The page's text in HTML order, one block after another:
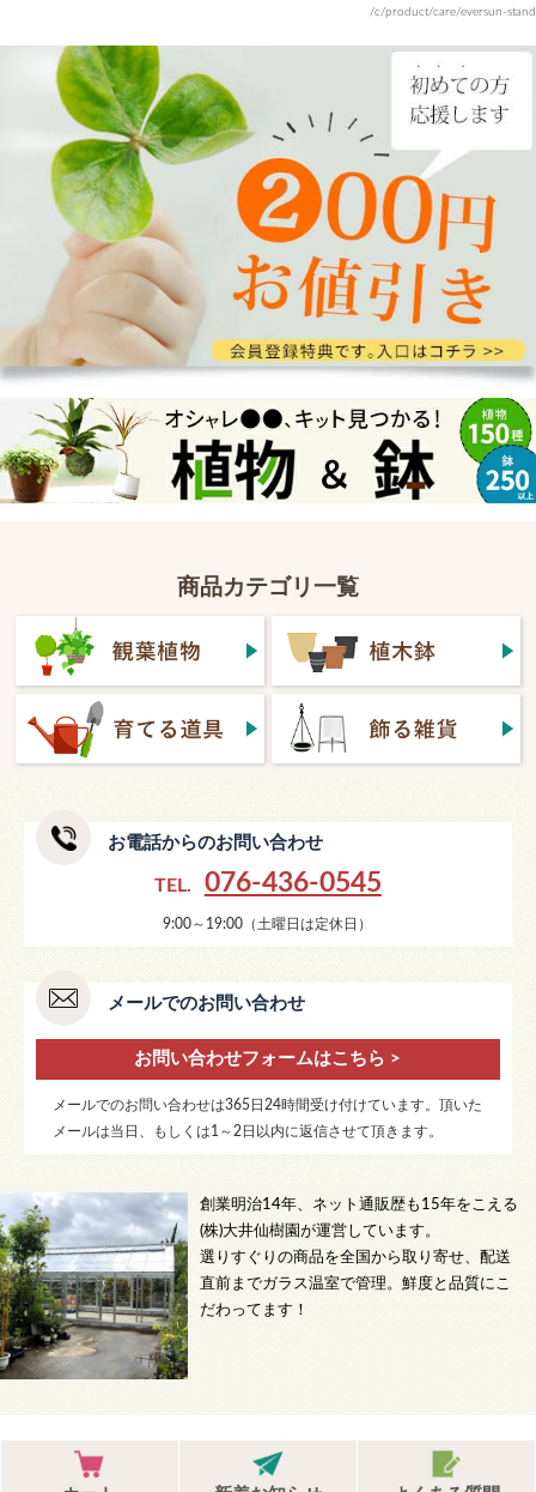
/c/product/care/eversun-stand
商品カテゴリ一覧
お電話からのお問い合わせ
TEL. 076-436-0545
9:00～19:00（土曜日は定休日）
メールでのお問い合わせ
お問い合わせフォームはこちら >
メールでのお問い合わせは365日24時間受け付けています。頂いた
メールは当日、もしくは1～2日以内に返信させて頂きます。
創業明治14年、ネット通販歴も15年をこえる
(株)大井仙樹園が運営しています。
選りすぐりの商品を全国から取り寄せ、配送
直前までガラス温室で管理。鮮度と品質にこ
だわってます！